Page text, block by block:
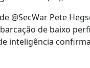
@SecWar Pete
de baixo
inteligência